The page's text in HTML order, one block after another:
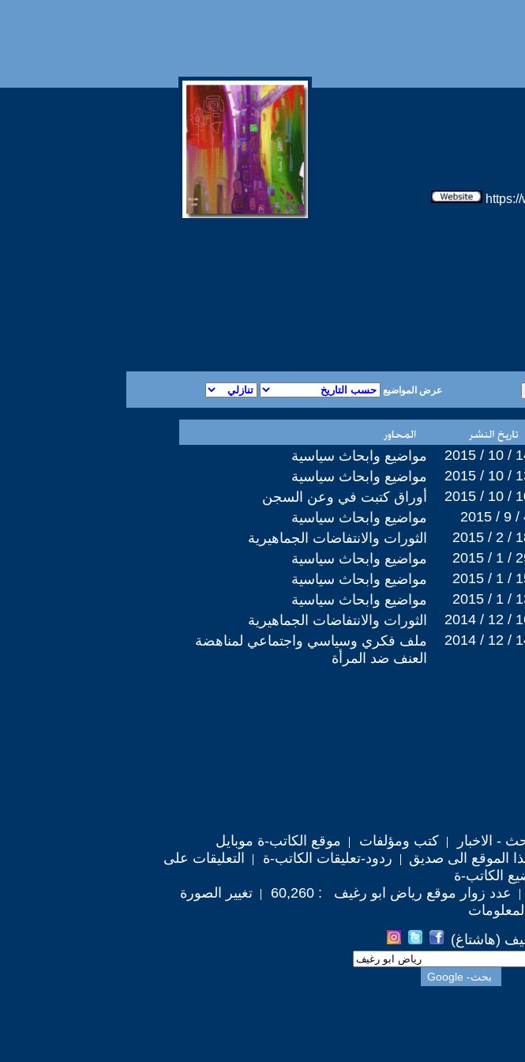
عرض المواضيع
مواضيع وابحاث سياسية 2015 / 10 /
مواضيع وابحاث سياسية
2015 / 10 /
أوراق كتبت في وعن السجن
2015 / 10 /
مواضيع وابحاث سياسية
2015 / 9 /
الثورات والانتفاضات الجماهيرية
2015 / 2 /
مواضيع وابحاث سياسية
2015 / 1 /
مواضيع وابحاث سياسية
2015 / 1 /
مواضيع وابحاث سياسية
2015 / 1 /
الثورات والانتفاضات الجماهيرية
2014 / 12 /
ملف فكري وسياسي واجتماعي لمناهضة
العنف ضد المرأة
2014 / 12 /
- الاخبار كتب ومؤلفات
موقع الكاتب-ة موبايل
الموقع الى صديق ردود-تعليقات الكاتب-ة
التعليقات على
الكاتب-ة
عدد زوار موقع رياض ابو رغيف : 60,260
تغيير الصورة
(هاشتاغ)